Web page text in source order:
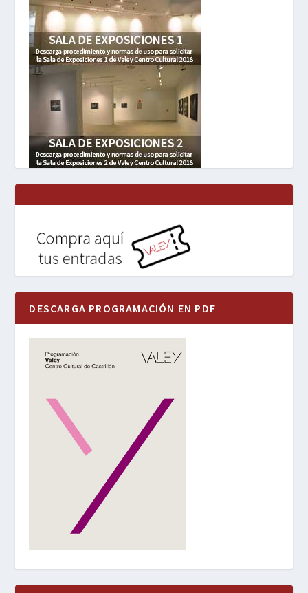
DESCARGA PROGRAMACIÓN EN PDF